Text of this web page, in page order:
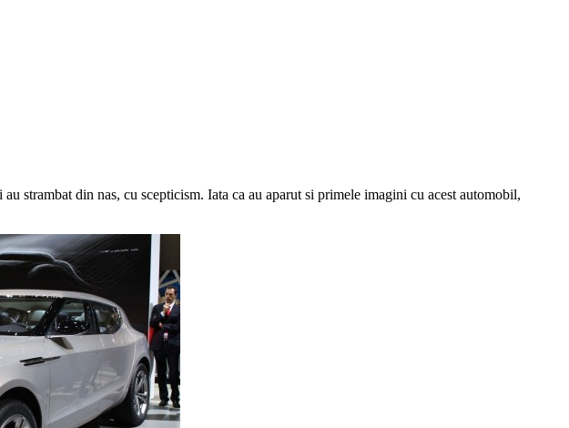
strambat din nas, cu scepticism. Iata ca au aparut si primele imagini cu acest automobil,